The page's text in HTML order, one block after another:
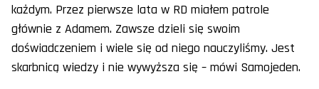
każdym. Przez pierwsze lata w RD miałem patrole
głównie z Adamem. Zawsze dzieli się swoim
doświadczeniem i wiele się od niego nauczyliśmy. Jest
skarbnicą wiedzy i nie wywyższa się – mówi Samojeden.